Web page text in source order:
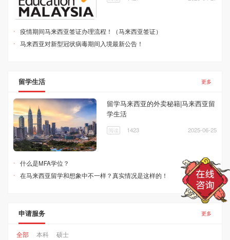
· 疫情期间马来西亚签证办理流程！（马来西亚签证）
· 马来西亚对新型冠状病毒期间入境最新公告！
留学生活 更多
留学马来西亚的外卖秘籍|马来西亚留
学生活
阅读 1423 2025-06-25
· 什么是MFA学位？
· 在马来西亚留学和想象中不一样？真实情况是这样的！
申请服务 更多
全部 本科 硕士